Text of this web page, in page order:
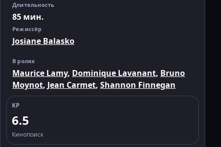
Длительность
85 мин.
Режиссёр
Josiane Balasko
В ролях
Maurice Lamy, Dominique Lavanant, Bruno
Moynot, Jean Carmet, Shannon Finnegan
KP
6.5
Кинопоиск